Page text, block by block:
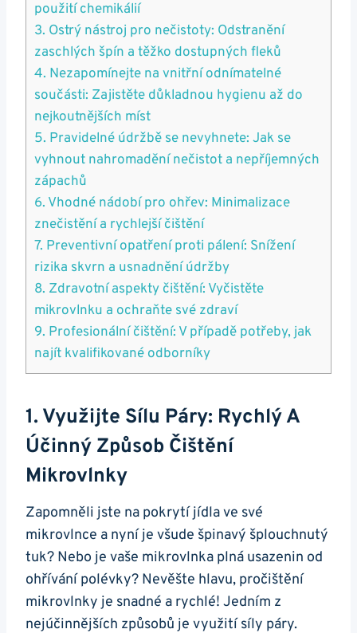
použití chemikálií
3. Ostrý nástroj pro ‌nečistoty:‌ Odstranění
zaschlých špín a těžko dostupných⁣ fleků
4. Nezapomínejte na⁤ vnitřní ⁣odnímatelné
součásti:⁤ Zajistěte důkladnou hygienu až do​
nejkoutnějších míst
5. Pravidelné⁤ údržbě se nevyhnete: ‌Jak se​
vyhnout⁢ nahromadění nečistot a⁣ nepříjemných
‌zápachů
6.⁤ Vhodné ​nádobí⁤ pro ohřev: Minimalizace
znečistění a ⁤rychlejší čištění
7. Preventivní opatření proti pálení:‌ Snížení
rizika skvrn a usnadnění údržby
8.⁢ Zdravotní ⁣aspekty čištění:⁢ Vyčistěte
mikrovlnku a ‌ochraňte své zdraví
9. Profesionální⁢ čištění: V případě ⁣potřeby, jak
⁢najít⁤ kvalifikované odborníky
1. Využijte Sílu Páry: Rychlý A
Účinný Způsob Čištění
Mikrovlnky
Zapomněli ⁢jste na pokrytí ⁣jídla ve své
mikrovlnce a ‌nyní je všude ⁢špinavý šplouchnutý⁤
tuk? Nebo je vaše ​mikrovlnka plná usazenin​ od
ohřívání ‍polévky? ⁣Nevěšte hlavu, ​pročištění
mikrovlnky je snadné a ‌rychlé! ‌Jedním z
‍nejúčinnějších způsobů je využití⁣ síly páry.